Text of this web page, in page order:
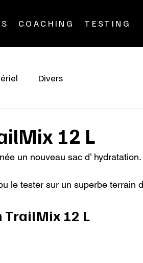
COACHING TESTING
Divers
12 L
un nouveau sac d’ hydratation.
le tester sur un superbe terrain
TrailMix 12 L